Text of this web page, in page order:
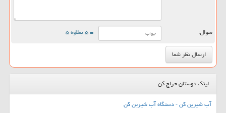
سوال: = ۵ بعلاوه ۵
لینک دوستان حراج کن
آب شیرین کن - دستگاه آب شیرین کن